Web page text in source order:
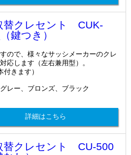
替クレセント CUK-
鍵つき）
ので、様々なサッシメーカーのクレ
応します（左右兼用型）。
付きます）
レー、ブロンズ、ブラック
詳細はこちら
替クレセント CU-500